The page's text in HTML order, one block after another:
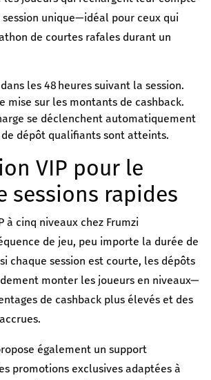
session unique—idéal pour ceux qui
de courtes rafales durant un
les 48 heures suivant la session.
mise sur les montants de cashback.
se déclenchent automatiquement
dépôt qualifiants sont atteints.
VIP pour le
sessions rapides
à cinq niveaux chez Frumzi
de jeu, peu importe la durée de
chaque session est courte, les dépôts
monter les joueurs en niveaux—
de cashback plus élevés et des
également un support
promotions exclusives adaptées à